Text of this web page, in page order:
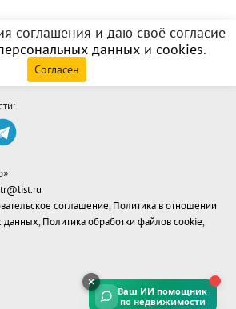
соглашения и даю своё согласие
данных и cookies.
Согласен
»
соглашение, Политика в отношении
данных, Политика обработки файлов cookie,
Ваш ИИ помощник
по недвижимости